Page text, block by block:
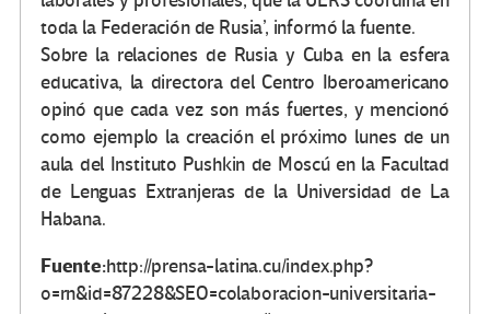
toda la Federación de Rusia’, informó la fuente.
Sobre la relaciones de Rusia y Cuba en la esfera
educativa, la directora del Centro Iberoamericano
opinó que cada vez son más fuertes, y mencionó
como ejemplo la creación el próximo lunes de un
aula del Instituto Pushkin de Moscú en la Facultad
de Lenguas Extranjeras de la Universidad de La
Habana.
Fuente:http://prensa-latina.cu/index.php?
o=rn&id=87228&SEO=colaboracion-universitaria-